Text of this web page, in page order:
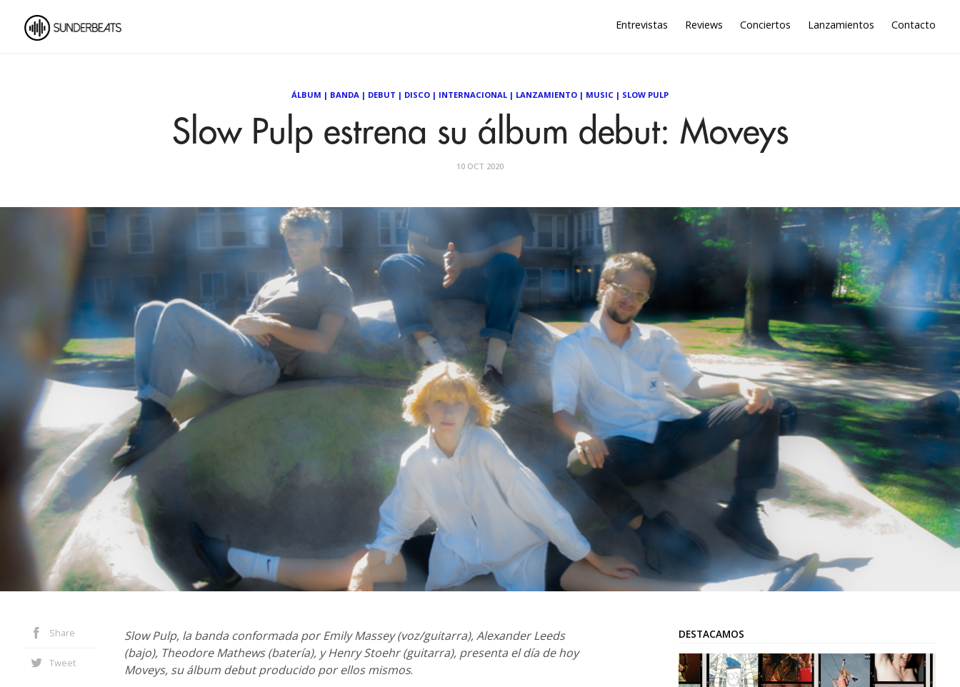
Entrevistas Reviews Conciertos Lanzamientos Contacto
ÁLBUM | BANDA | DEBUT | DISCO | INTERNACIONAL | LANZAMIENTO | MUSIC | SLOW PULP
Slow Pulp estrena su álbum debut: Moveys
10 OCT 2020
Share
Tweet
Slow Pulp, la banda conformada por Emily Massey (voz/guitarra), Alexander Leeds
(bajo), Theodore Mathews (batería), y Henry Stoehr (guitarra), presenta el día de hoy
Moveys, su álbum debut producido por ellos mismos.
DESTACAMOS